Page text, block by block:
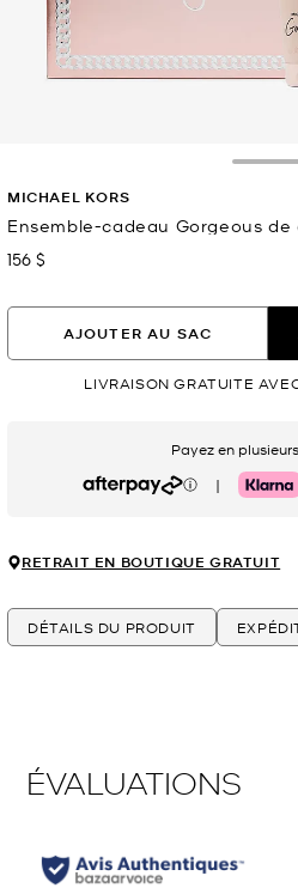
MICHAEL KORS
Ensemble-cadeau Gorgeous
maintenant
156 $
AJOUTER AU SAC
LIVRAISON GRATUITE
Payez en
Afterpay | Klarna
RETRAIT EN BOUTIQUE GRATUIT
DÉTAILS DU PRODUIT